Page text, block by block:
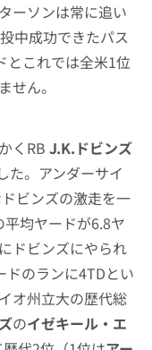
ーソンは常に追い
中成功できたパス
とこれでは全米1位
せん。
くRB J.K.ドビンズ
た。アンダーサイ
ビンズの激走を一
均ヤードが6.8ヤ
ドビンズにやられ
ドのランに4TDとい
オ州立大の歴代総
のイゼキール・エ